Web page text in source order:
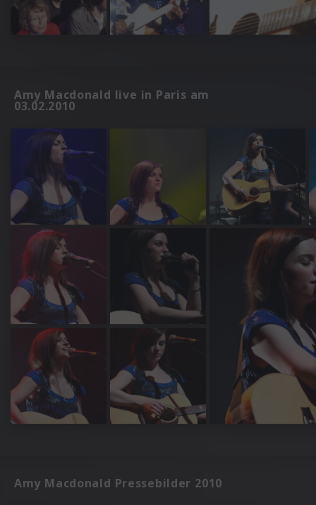
Amy Macdonald live in Paris am
03.02.2010
Amy Macdonald Pressebilder 2010